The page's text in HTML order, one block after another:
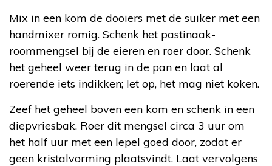
Mix in een kom de dooiers met de suiker met een
handmixer romig. Schenk het pastinaak-
roommengsel bij de eieren en roer door. Schenk
het geheel weer terug in de pan en laat al
roerende iets indikken; let op, het mag niet koken.
Zeef het geheel boven een kom en schenk in een
diepvriesbak. Roer dit mengsel circa 3 uur om
het half uur met een lepel goed door, zodat er
geen kristalvorming plaatsvindt. Laat vervolgens